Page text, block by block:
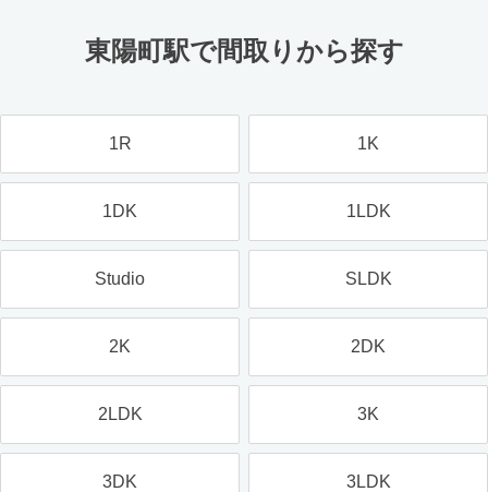
東陽町駅で間取りから探す
1R 1K
1DK 1LDK
Studio SLDK
2K 2DK
2LDK 3K
3DK 3LDK